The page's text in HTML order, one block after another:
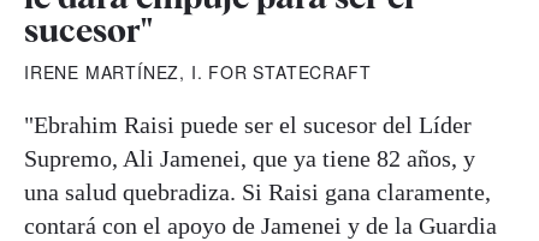
sucesor"
IRENE MARTÍNEZ, I. FOR STATECRAFT
"Ebrahim Raisi puede ser el sucesor del Líder
Supremo, Ali Jamenei, que ya tiene 82 años, y
una salud quebradiza. Si Raisi gana claramente,
contará con el apoyo de Jamenei y de la Guardia